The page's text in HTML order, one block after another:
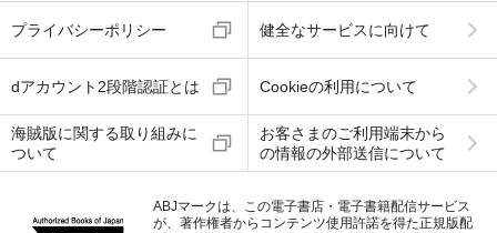
プライバシーポリシー 健全なサービスに向けて
dアカウント2段階認証とは Cookieの利用について
海賊版に関する取り組みに
ついて
お客さまのご利用端末から
の情報の外部送信について
ABJマークは、この電子書店・電子書籍配信サービス
が、著作権者からコンテンツ使用許諾を得た正規版配